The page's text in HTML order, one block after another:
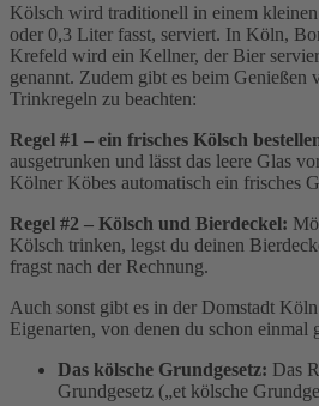
Kölsch wird traditionell in einem
oder 0,3 Liter fasst, serviert. In Köln,
Krefeld wird ein Kellner, der Bier
genannt. Zudem gibt es beim
Trinkregeln zu beachten:
Regel #1 – ein frisches Kölsch
ausgetrunken und lässt das leere Glas
Kölner Köbes automatisch ein frisches
Regel #2 – Kölsch und Bierdeckel:
Kölsch trinken, legst du deinen
fragst nach der Rechnung.
Auch sonst gibt es in der Domstadt
Eigenarten, von denen du schon einmal
Das kölsche Grundgesetz: Das
Grundgesetz („et kölsche